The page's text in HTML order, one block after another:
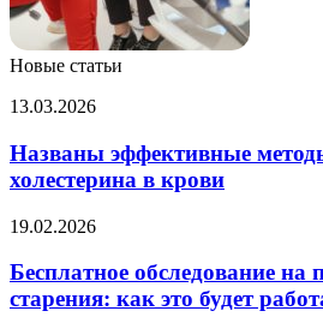
Новые статьи
Названы
методы
снизить
уровень
в
13.03.2026
Названы эффективные
холестерина в крови
Бесплатное
на
раннего
19.02.2026
Бесплатное обследование на
старения: как это будет